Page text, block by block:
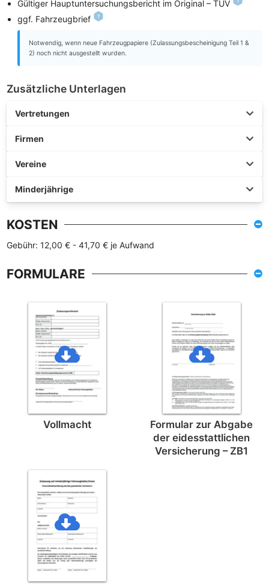
Gültiger Hauptuntersuchungsbericht im Original – TÜV
ggf. Fahrzeugbrief
Notwendig, wenn neue Fahrzeugpapiere (Zulassungsbescheinigung Teil 1 &
2) noch nicht ausgestellt wurden.
Zusätzliche Unterlagen
Vertretungen
Firmen
Vereine
Minderjährige
KOSTEN
Gebühr: 12,00 € - 41,70 € je Aufwand
FORMULARE
Vollmacht
Formular zur Abgabe
der eides­stattlichen
Versicherung – ZB1